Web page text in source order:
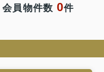
会員物件数 0件